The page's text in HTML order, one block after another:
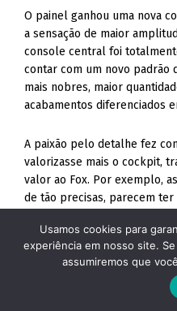
O painel ganhou uma nova
a sensação de maior
console central foi
contar com um novo padrão
mais nobres, maior
acabamentos diferenciados
A paixão pelo detalhe fez
valorizasse mais o cockpit,
valor ao Fox. Por exemplo,
de tão precisas, parecem
botões especiais.
Esses elementos separam
visualização do motorista,
Usamos cookies para
experiência em nosso site.
assumiremos que